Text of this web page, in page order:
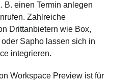
B. einen Termin anlegen
Zahlreiche
Drittanbietern wie Box,
Sapho lassen sich in
integrieren.
Workspace Preview ist für